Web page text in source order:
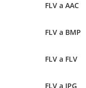
FLV a AAC
FLV a BMP
FLV a FLV
FLV a JPG